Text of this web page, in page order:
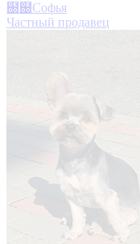
฀฀Софья
Частный продавец